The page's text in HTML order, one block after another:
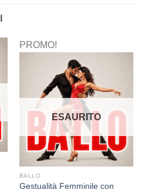
PROMO!
ESAURITO
BALLO
Gestualità Femminile con